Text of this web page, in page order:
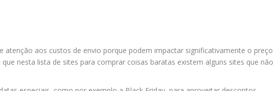
atenção aos custos de envio porque podem impactar significativamente o preço
nesta lista de sites para comprar coisas baratas existem alguns sites que não